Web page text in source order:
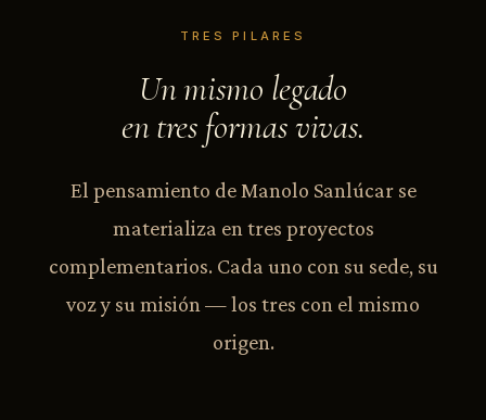
TRES PILARES
Un mismo legado
en tres formas vivas.
El pensamiento de Manolo Sanlúcar se
materializa en tres proyectos
complementarios. Cada uno con su sede, su
voz y su misión — los tres con el mismo
origen.